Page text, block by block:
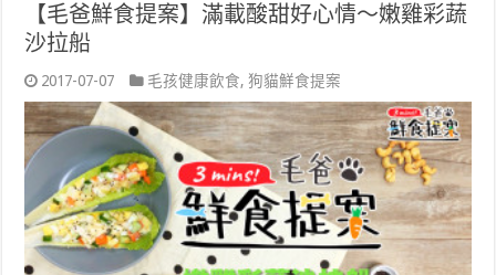
【毛爸鮮食提案】滿載酸甜好心情～嫩雞彩蔬
沙拉船
2017-07-07 毛孩健康飲食,狗貓鮮食提案